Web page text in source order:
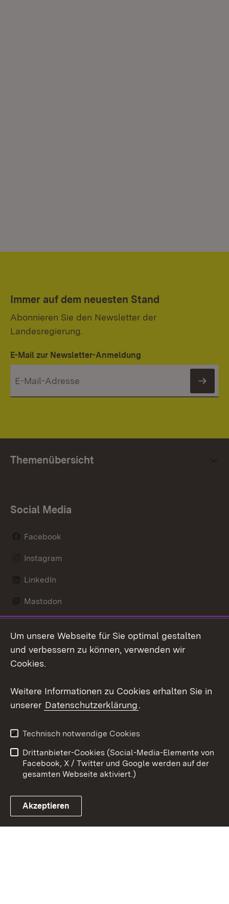
Immer auf dem neuesten Stand
Abonnieren Sie den Newsletter der
Landesregierung.
E-Mail zur Newsletter-Anmeldung
Themenübersicht
Social Media
Facebook
Instagram
LinkedIn
Mastodon
X / Twitter
Youtube
Link zum Landesportal
Kontakt
Datenschutz
Barrierefreiheit
Impressum Cookies
Um unsere Webseite für Sie optimal gestalten
und verbessern zu können, verwenden wir
Cookies.
Weitere Informationen zu Cookies erhalten Sie in
unserer Datenschutzerklärung.
Technisch notwendige Cookies
Drittanbieter-Cookies (Social-Media-Elemente von
Facebook, X / Twitter und Google werden auf der
gesamten Webseite aktiviert.)
Akzeptieren